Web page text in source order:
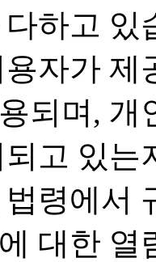
하고
자가
되며,
고 있는
령에서
대한 열